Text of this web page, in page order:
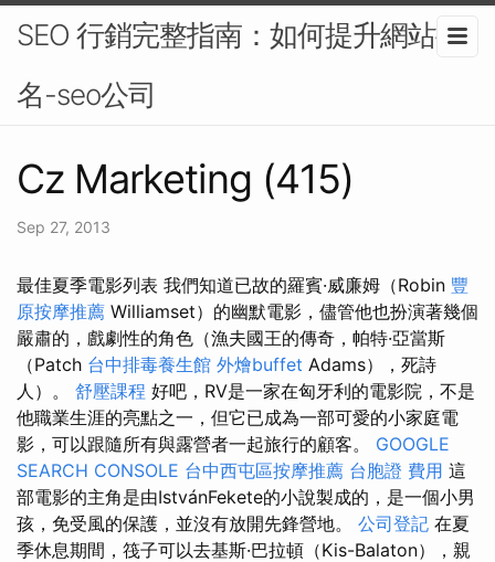
SEO 行銷完整指南：如何提升網站排
名-seo公司
Cz Marketing (415)
Sep 27, 2013
最佳夏季電影列表 我們知道已故的羅賓·威廉姆（Robin 豐
原按摩推薦 Williamset）的幽默電影，儘管他也扮演著幾個
嚴肅的，戲劇性的角色（漁夫國王的傳奇，帕特·亞當斯
（Patch 台中排毒養生館 外燴buffet Adams），死詩
人）。 舒壓課程 好吧，RV是一家在匈牙利的電影院，不是
他職業生涯的亮點之一，但它已成為一部可愛的小家庭電
影，可以跟隨所有與露營者一起旅行的顧客。 GOOGLE
SEARCH CONSOLE 台中西屯區按摩推薦 台胞證 費用 這
部電影的主角是由IstvánFekete的小說製成的，是一個小男
孩，免受風的保護，並沒有放開先鋒營地。 公司登記 在夏
季休息期間，筏子可以去基斯·巴拉頓（Kis-Balaton），親